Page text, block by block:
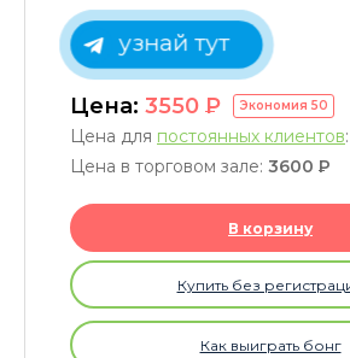
узнай тут
Цена: 3550 P Экономия 50
Цена для постоянных клиентов:
Цена в торговом зале: 3600 P
В корзину
Купить без
Как выиграть бонг